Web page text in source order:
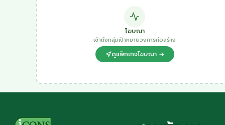
โฆษณา
เข้าถึงกลุ่มเป้าหมายวงการก่อสร้าง
ดูแพ็กเกจโฆษณา →